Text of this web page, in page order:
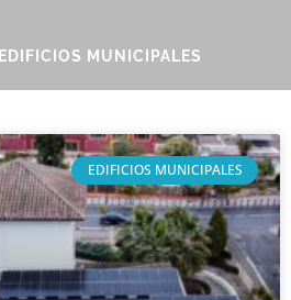
EDIFICIOS MUNICIPALES
EDIFICIOS MUNICIPALES